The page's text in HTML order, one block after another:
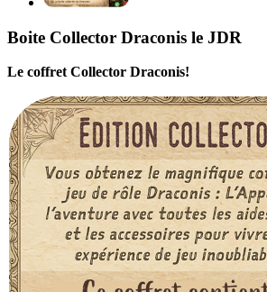
Boite Collector Draconis le JDR
Le coffret Collector Draconis!